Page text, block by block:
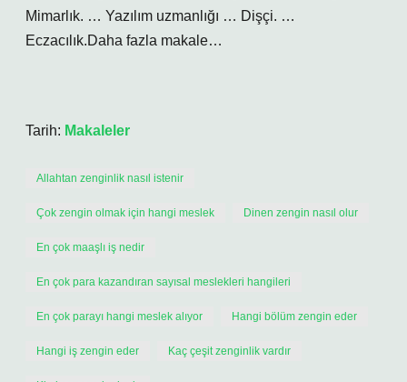
Mimarlık. … Yazılım uzmanlığı … Dişçi. …
Eczacılık.Daha fazla makale…
Tarih: Makaleler
Allahtan zenginlik nasıl istenir
Çok zengin olmak için hangi meslek Dinen zengin nasıl olur
En çok maaşlı iş nedir
En çok para kazandıran sayısal meslekleri hangileri
En çok parayı hangi meslek alıyor Hangi bölüm zengin eder
Hangi iş zengin eder Kaç çeşit zenginlik vardır